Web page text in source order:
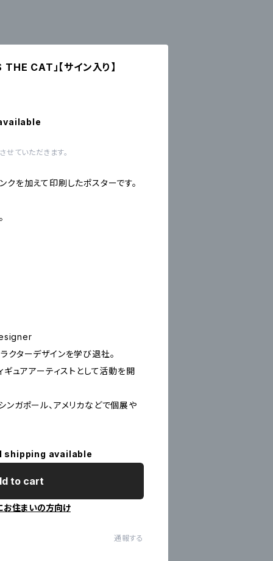
CAT」【サイン入り】
ていただきます。
クを加えて印刷したポスターです。
クターデザインを学び退社。
ュアアーティストとして活動を開
ンガポール、アメリカなどで個展や
shipping available
to cart
お住まいの方向け
通報する